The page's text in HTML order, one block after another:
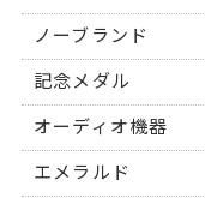
ノーブランド
記念メダル
オーディオ機器
エメラルド